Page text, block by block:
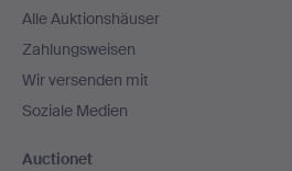
Alle Auktionshäuser
Zahlungsweisen
Wir versenden mit
Soziale Medien
Auctionet